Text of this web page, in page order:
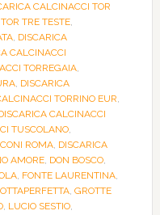
CALCINACCI TOR
TRE TESTE,
, DISCARICA
CALCINACCI
TORREGAIA,
, DISCARICA
TORRINO EUR,
CALCINACCI
TUSCOLANO,
ROMA, DISCARICA
AMORE, DON BOSCO,
, FONTE LAURENTINA,
, GROTTE
, LUCIO SESTIO,